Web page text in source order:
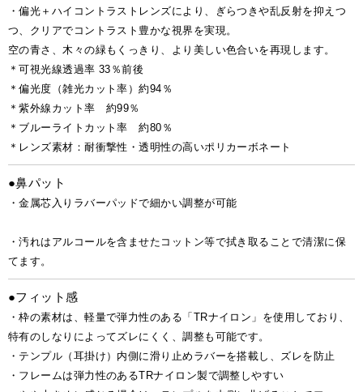
・偏光＋ハイコントラストレンズにより、ぎらつきや乱反射を抑えつ
つ、クリアでコントラスト豊かな視界を実現。
空の青さ、木々の緑もくっきり、より美しい色合いを再現します。
＊可視光線透過率 33％前後
＊偏光度（雑光カット率）約94％
＊紫外線カット率 約99％
＊ブルーライトカット率 約80％
＊レンズ素材：耐衝撃性・透明性の高いポリカーボネート
●鼻パット
・金属芯入りラバーパッドで細かい調整が可能
・汚れはアルコールを含ませたコットン等で拭き取ることで清潔に保
てます。
●フィット感
・枠の素材は、軽量で弾力性のある「TRナイロン」を使用しており、
特有のしなりによってズレにくく、調整も可能です。
・テンプル（耳掛け）内側に滑り止めラバーを搭載し、ズレを防止
・フレームは弾力性のあるTRナイロン製で調整しやすい